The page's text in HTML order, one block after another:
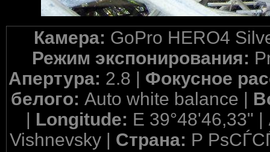
Камера: GoPro HERO4
Режим экспонирования:
Апертура: 2.8 | Фокусное
белого:Auto white balance |
| Longitude: E 39°48'46,33" |
Vishnevsky | Страна: Р